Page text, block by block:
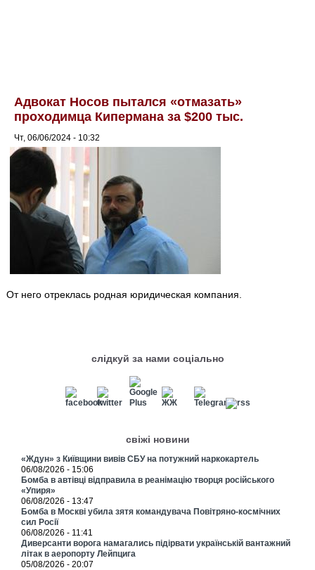
Адвокат Носов пытался «отмазать»
проходимца Кипермана за $200 тыс.
Чт, 06/06/2024 - 10:32
От него отреклась родная юридическая компания.
слідкуй за нами соціально
свіжі новини
«Ждун» з Київщини вивів СБУ на потужний наркокартель
06/08/2026 - 15:06
Бомба в автівці відправила в реанімацію творця російського
«Упиря»
06/08/2026 - 13:47
Бомба в Москві убила зятя командувача Повітряно-космічних
сил Росії
06/08/2026 - 11:41
Диверсанти ворога намагались підірвати українській вантажний
літак в аеропорту Лейпцига
05/08/2026 - 20:07